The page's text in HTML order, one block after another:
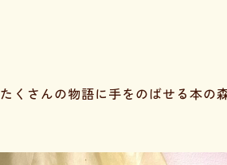
たくさんの物語に手をのばせる本の